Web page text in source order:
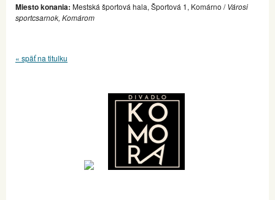
Miesto konania: Mestská športová hala, Športová 1, Komárno /Városi
sportcsarnok, Komárom
« späť na titulku